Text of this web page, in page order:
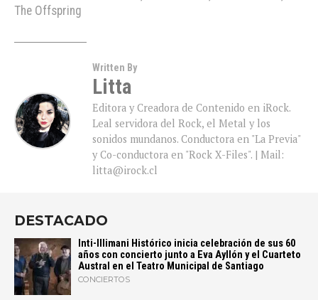
The Offspring
Written By
Litta
Editora y Creadora de Contenido en iRock.
Leal servidora del Rock, el Metal y los
sonidos mundanos. Conductora en "La Previa"
y Co-conductora en "Rock X-Files". | Mail:
litta@irock.cl
DESTACADO
Inti-Illimani Histórico inicia celebración de sus 60
años con concierto junto a Eva Ayllón y el Cuarteto
Austral en el Teatro Municipal de Santiago
CONCIERTOS